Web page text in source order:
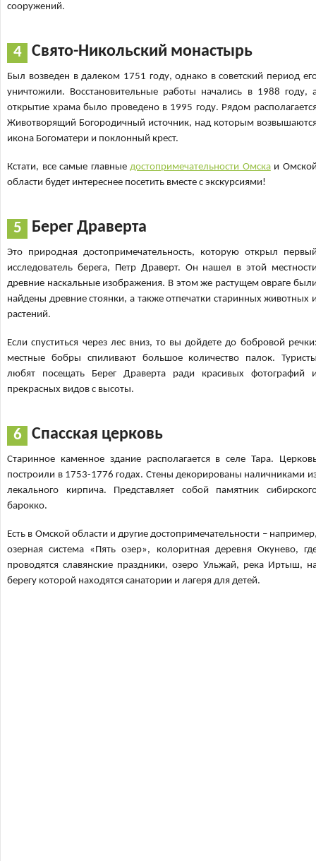
сооружений.
Свято-Никольский монастырь
Был возведен в далеком 1751 году, однако в советский период
уничтожили. Восстановительные работы начались в 1988 году,
открытие храма было проведено в 1995 году. Рядом
Животворящий Богородичный источник, над которым
икона Богоматери и поклонный крест.
Кстати, все самые главныедостопримечательности Омскаи
области будет интереснее посетить вместе с экскурсиями!
Берег Драверта
Это природная достопримечательность, которую открыл
исследователь берега, Петр Драверт. Он нашел в этой
древние наскальные изображения. В этом же растущем овраге
найдены древние стоянки, а также отпечатки старинных животных
растений.
Если спуститься через лес вниз, то вы дойдете до бобровой
местные бобры спиливают большое количество палок.
любят посещать Берег Драверта ради красивых фотографий
прекрасных видов с высоты.
Спасская церковь
Старинное каменное здание располагается в селе Тара.
построили в 1753-1776 годах. Стены декорированы наличниками
лекального кирпича. Представляет собой памятник
барокко.
Есть в Омской области и другие достопримечательности –
озерная система «Пять озер», колоритная деревня Окунево,
проводятся славянские праздники, озеро Ульжай, река Иртыш,
берегу которой находятся санатории и лагеря для детей.